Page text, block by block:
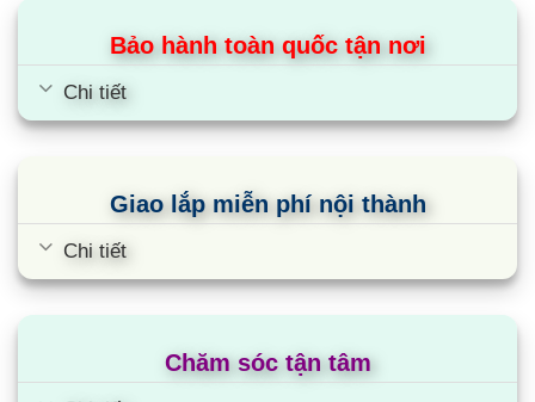
Bảo hành toàn quốc tận nơi
Chi tiết
Giao lắp miễn phí nội thành
Chi tiết
Chăm sóc tận tâm